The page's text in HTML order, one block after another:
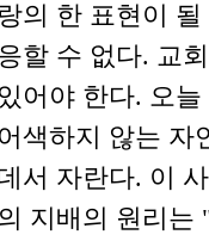
랑의 한 표현이
할 수 없다. 교
어야 한다. 오
어색하지 않는 자
서 자란다. 이
지배의 원리는